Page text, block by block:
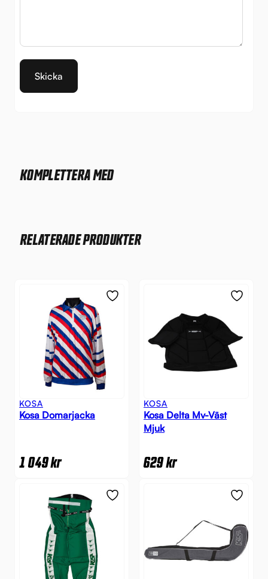
KOMPLETTERA MED
RELATERADE PRODUKTER
KOSA
Kosa Domarjacka
1 049kr
KOSA
Kosa Delta Mv-Väst
Mjuk
629kr